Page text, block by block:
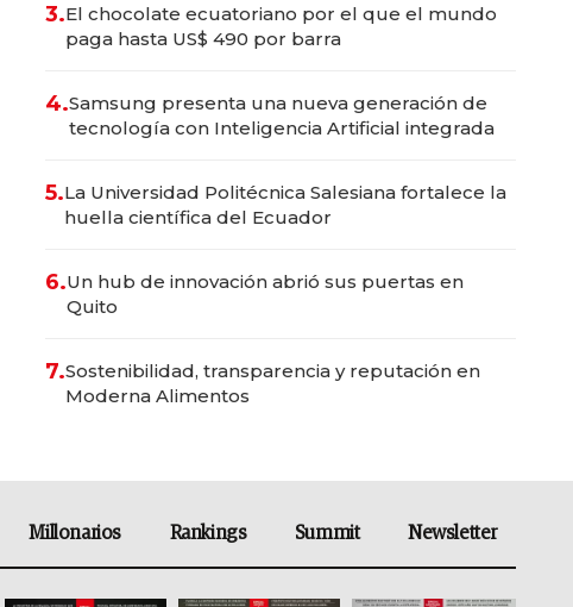
3.El chocolate ecuatoriano por el que el mundo
paga hasta US$ 490 por barra
4.Samsung presenta una nueva generación de
tecnología con Inteligencia Artificial integrada
5.La Universidad Politécnica Salesiana fortalece la
huella científica del Ecuador
6.Un hub de innovación abrió sus puertas en
Quito
7.Sostenibilidad, transparencia y reputación en
Moderna Alimentos
Millonarios Rankings Summit Newsletter